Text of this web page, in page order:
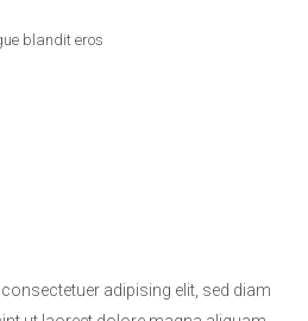
blandit eros
adipising elit, sed diam